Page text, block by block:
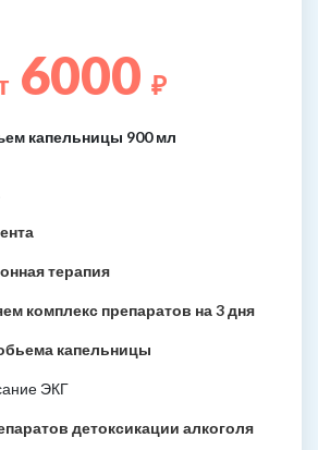
6000 ₽
капельницы 900 мл
терапия
комплекс препаратов на 3 дня
капельницы
ЭКГ
детоксикации алкоголя